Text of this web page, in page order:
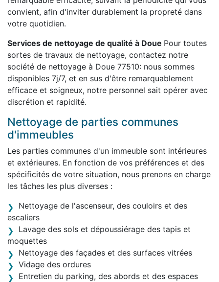
convient, afin d'inviter durablement la propreté dans
votre quotidien.
Services de nettoyage de qualité à Doue Pour toutes
sortes de travaux de nettoyage, contactez notre
société de nettoyage à Doue 77510: nous sommes
disponibles 7j/7, et en sus d'être remarquablement
efficace et soigneux, notre personnel sait opérer avec
discrétion et rapidité.
Nettoyage de parties communes
d'immeubles
Les parties communes d'un immeuble sont intérieures
et extérieures. En fonction de vos préférences et des
spécificités de votre situation, nous prenons en charge
les tâches les plus diverses :
Nettoyage de l'ascenseur, des couloirs et des
escaliers
Lavage des sols et dépoussiérage des tapis et
moquettes
Nettoyage des façades et des surfaces vitrées
Vidage des ordures
Entretien du parking, des abords et des espaces